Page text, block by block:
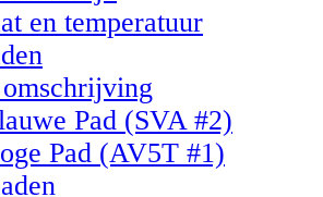
en temperatuur
Pad (SVA #2)
Pad (AV5T #1)